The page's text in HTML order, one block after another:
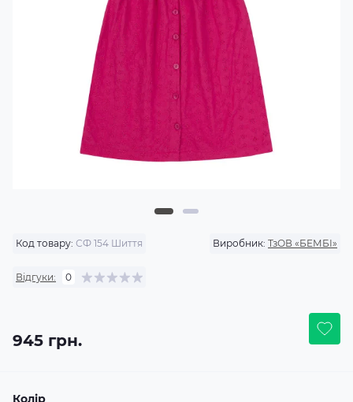
Код товару: СФ 154 Шиття Виробник: ТзОВ «БЕМБІ»
Відгуки: 0
945 грн.
Колір